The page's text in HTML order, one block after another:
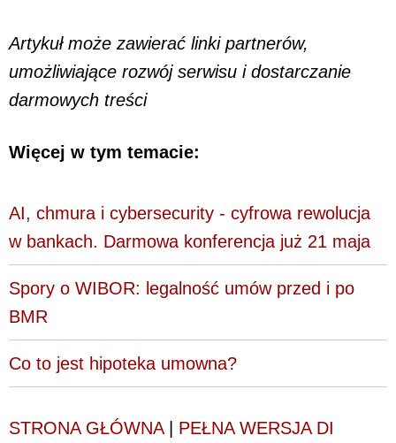
Artykuł może zawierać linki partnerów,
umożliwiające rozwój serwisu i dostarczanie
darmowych treści
Więcej w tym temacie:
AI, chmura i cybersecurity - cyfrowa rewolucja
w bankach. Darmowa konferencja już 21 maja
Spory o WIBOR: legalność umów przed i po
BMR
Co to jest hipoteka umowna?
STRONA GŁÓWNA| PEŁNA WERSJA DI